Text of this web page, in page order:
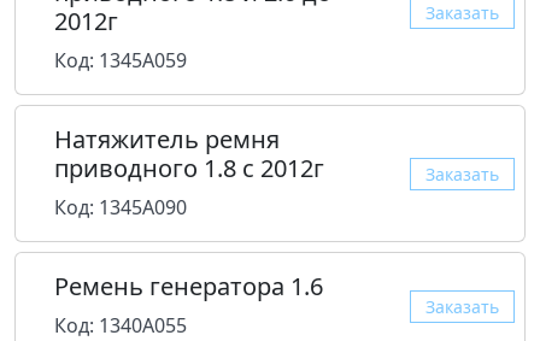
2012г
Код: 1345A059
Заказать
Натяжитель ремня
приводного 1.8 с 2012г
Код: 1345A090
Заказать
Ремень генератора 1.6
Код: 1340A055
Заказать